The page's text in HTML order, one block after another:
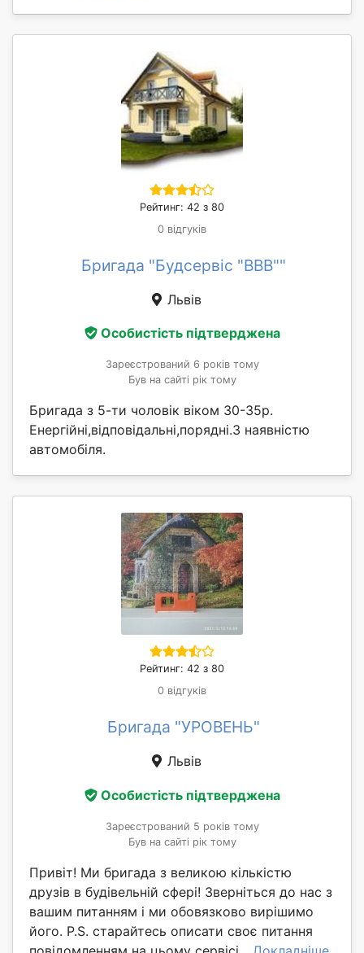
Рейтинг: 42 з 80
0 відгуків
Бригада "Будсервіс "ВВВ""
Львів
Особистість підтверджена
Зареєстрований 6 років тому
Був на сайті рік тому
Бригада з 5-ти чоловік віком 30-35р.
Енергійні,відповідальні,порядні.З наявністю
автомобіля.
Рейтинг: 42 з 80
0 відгуків
Бригада "УРОВЕНЬ"
Львів
Особистість підтверджена
Зареєстрований 5 років тому
Був на сайті рік тому
Привіт! Ми бригада з великою кількістю
друзів в будівельній сфері! Зверніться до нас з
вашим питанням і ми обовязково вирішимо
його. P.S. старайтесь описати своє питання